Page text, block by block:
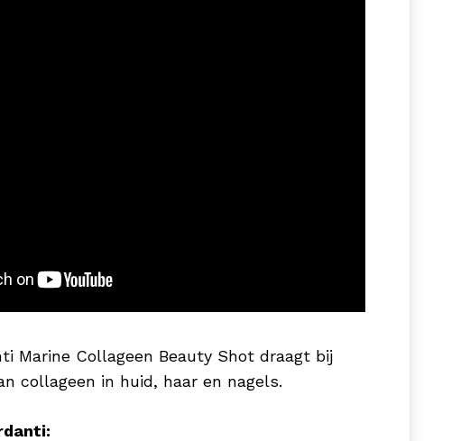
Marine Collageen Beauty Shot draagt bij
collageen in huid, haar en nagels.